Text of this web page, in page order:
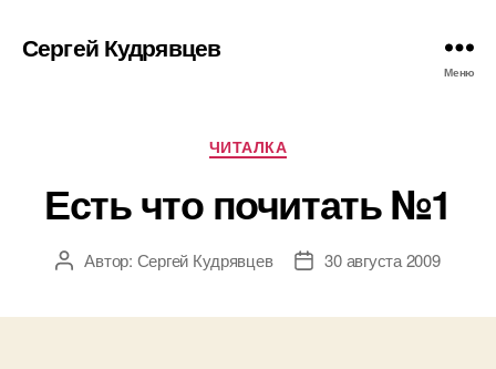
Сергей Кудрявцев
Меню
Рубрики
ЧИТАЛКА
Есть что почитать №1
АвторАвтор: Сергей Кудрявцев
Дата30 августа 2009